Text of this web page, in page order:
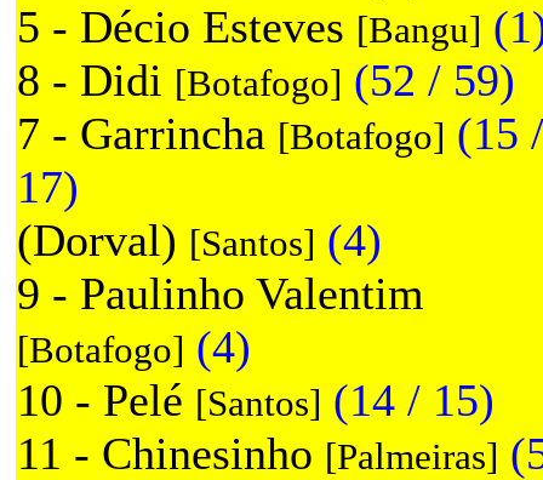
5 - Décio Esteves [Bangu]
8 - Didi [Botafogo] (52 / 59)
7 - Garrincha [Botafogo] (15 /
17)
(Dorval) [Santos] (4)
9 - Paulinho Valentim
[Botafogo] (4)
10 - Pelé [Santos] (14 / 15)
11 - Chinesinho [Palmeiras]